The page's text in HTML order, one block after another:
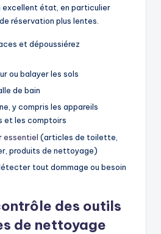
excellent état, en particulier
réservation plus lentes.
et dépoussiérez
ou balayer les sols
de bain
y compris les appareils
et les comptoirs
essentiel (articles de toilette,
produits de nettoyage)
tout dommage ou besoin
des outils
de nettoyage